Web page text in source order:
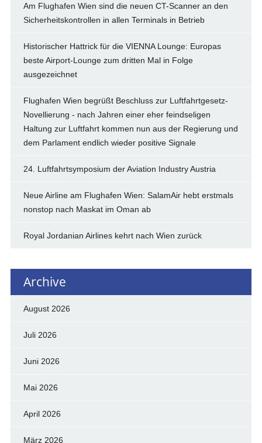
Am Flughafen Wien sind die neuen CT-Scanner an den
Sicherheitskontrollen in allen Terminals in Betrieb
Historischer Hattrick für die VIENNA Lounge: Europas
beste Airport-Lounge zum dritten Mal in Folge
ausgezeichnet
Flughafen Wien begrüßt Beschluss zur Luftfahrtgesetz-
Novellierung - nach Jahren einer eher feindseligen
Haltung zur Luftfahrt kommen nun aus der Regierung und
dem Parlament endlich wieder positive Signale
24. Luftfahrtsymposium der Aviation Industry Austria
Neue Airline am Flughafen Wien: SalamAir hebt erstmals
nonstop nach Maskat im Oman ab
Royal Jordanian Airlines kehrt nach Wien zurück
Archive
August 2026
Juli 2026
Juni 2026
Mai 2026
April 2026
März 2026